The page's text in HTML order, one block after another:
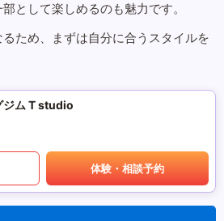
として楽しめるのも魅力です。
ため、まずは自分に合うスタイルを
ジム T studio
体験・相談予約